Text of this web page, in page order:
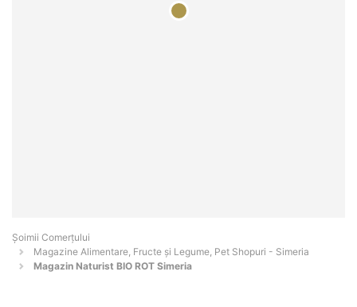
Șoimii Comerțului
Magazine Alimentare, Fructe și Legume, Pet Shopuri - Simeria
Magazin Naturist BIO ROT Simeria